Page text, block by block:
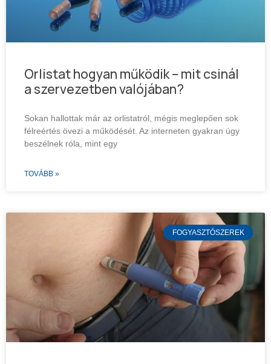
Orlistat hogyan működik – mit csinál
a szervezetben valójában?
Sokan hallottak már az orlistatról, mégis meglepően sok
félreértés övezi a működését. Az interneten gyakran úgy
beszélnek róla, mint egy
TOVÁBB »
FOGYASZTÓSZEREK